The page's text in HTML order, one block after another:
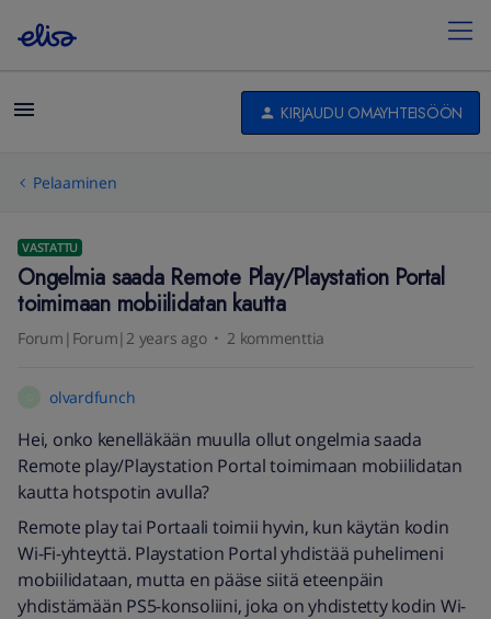
KIRJAUDU OMAYHTEISÖÖN
Pelaaminen
VASTATTU
Ongelmia saada Remote Play/Playstation Portal
toimimaan mobiilidatan kautta
Forum|Forum|2 years ago 2 kommenttia
olvardfunch
Hei, onko kenelläkään muulla ollut ongelmia saada
Remote play/Playstation Portal toimimaan mobiilidatan
kautta hotspotin avulla?
Remote play tai Portaali toimii hyvin, kun käytän kodin
Wi-Fi-yhteyttä. Playstation Portal yhdistää puhelimeni
mobiilidataan, mutta en pääse siitä eteenpäin
yhdistämään PS5-konsoliini, joka on yhdistetty kodin Wi-